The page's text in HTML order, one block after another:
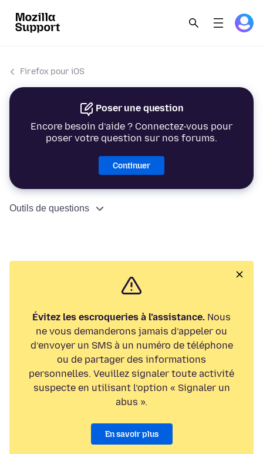
Firefox pour iOS
Poser une question
Encore besoin d’aide ? Connectez-vous pour
poser votre question sur nos forums.
Continuer
Outils de questions
Évitez les escroqueries à l’assistance. Nous
ne vous demanderons jamais d’appeler ou
d’envoyer un SMS à un numéro de téléphone
ou de partager des informations
personnelles. Veuillez signaler toute activité
suspecte en utilisant l’option « Signaler un
abus ».
En savoir plus